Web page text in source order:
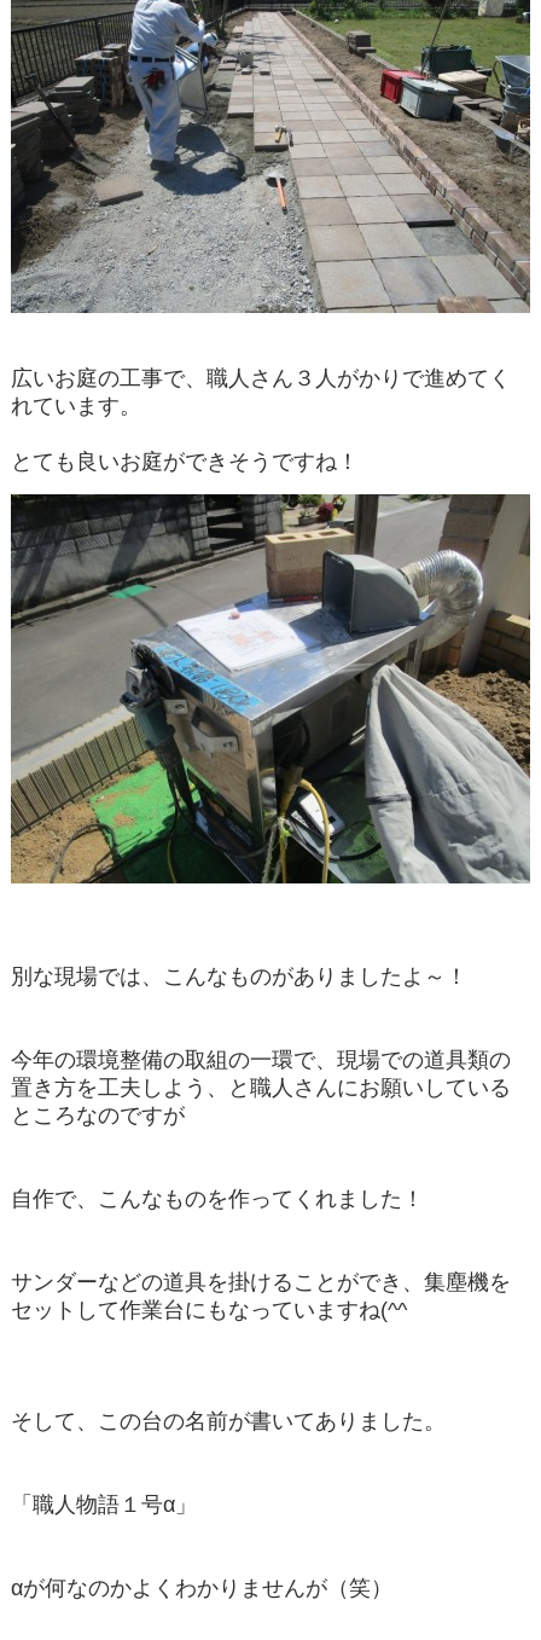
広いお庭の工事で、職人さん３人がかりで進めてく
れています。
とても良いお庭ができそうですね！
別な現場では、こんなものがありましたよ～！
今年の環境整備の取組の一環で、現場での道具類の
置き方を工夫しよう、と職人さんにお願いしている
ところなのですが
自作で、こんなものを作ってくれました！
サンダーなどの道具を掛けることができ、集塵機を
セットして作業台にもなっていますね(^^
そして、この台の名前が書いてありました。
「職人物語１号α」
αが何なのかよくわかりませんが（笑）